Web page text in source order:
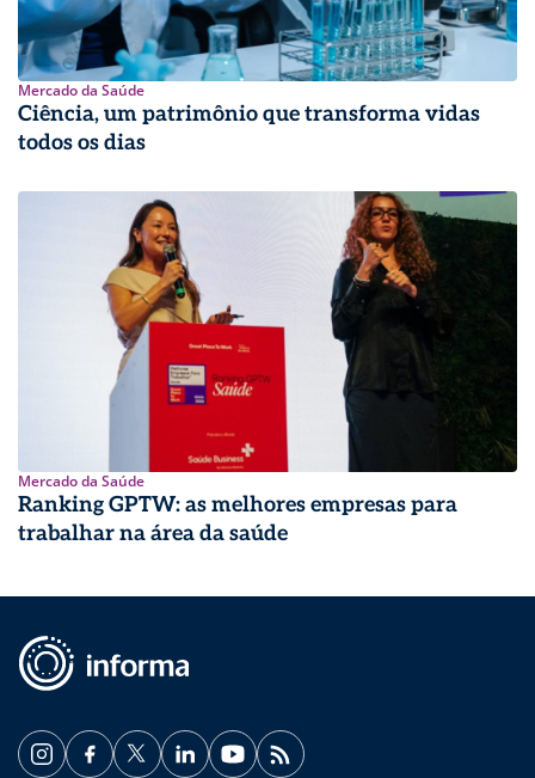
Mercado da Saúde
Ciência, um patrimônio que transforma vidas
todos os dias
Mercado da Saúde
Ranking GPTW: as melhores empresas para
trabalhar na área da saúde